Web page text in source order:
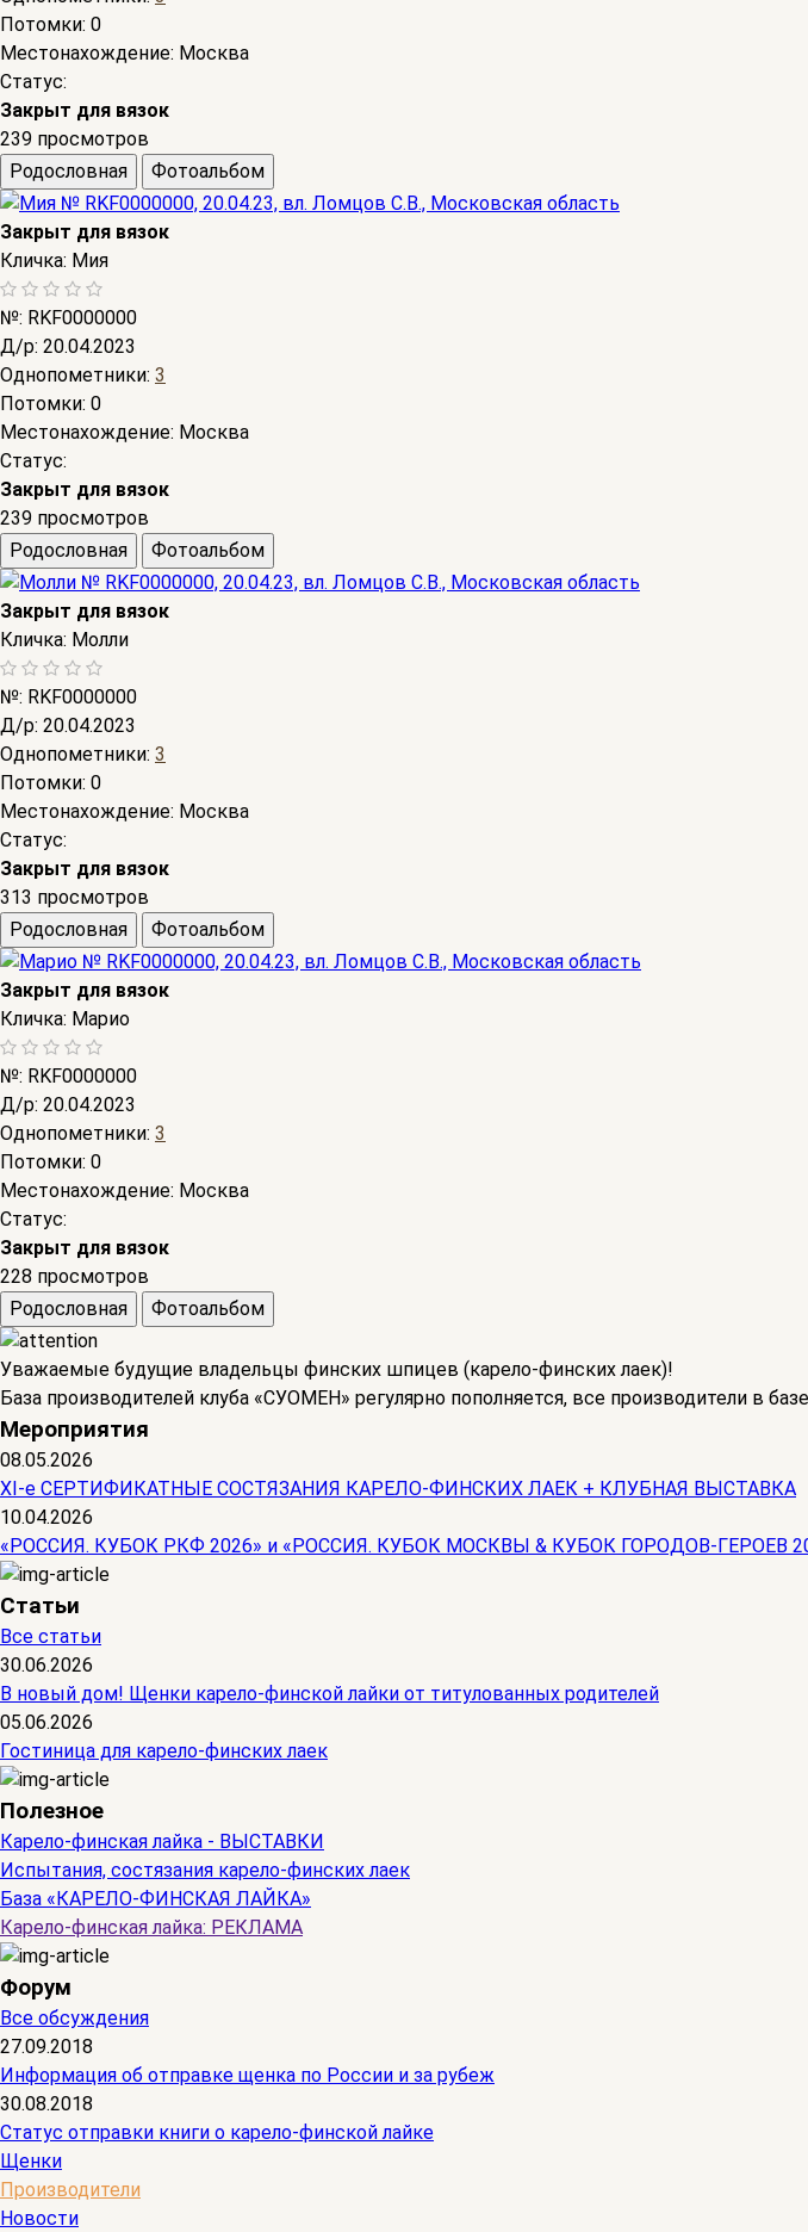
Потомки: 0
Местонахождение: Москва
Статус:
Закрыт для вязок
239 просмотров
Родословная
Фотоальбом
Закрыт для вязок
Кличка: Мия
№: RKF0000000
Д/р: 20.04.2023
Однопометники: 3
Потомки: 0
Местонахождение: Москва
Статус:
Закрыт для вязок
239 просмотров
Родословная
Фотоальбом
Закрыт для вязок
Кличка: Молли
№: RKF0000000
Д/р: 20.04.2023
Однопометники: 3
Потомки: 0
Местонахождение: Москва
Статус:
Закрыт для вязок
313 просмотров
Родословная
Фотоальбом
Закрыт для вязок
Кличка: Марио
№: RKF0000000
Д/р: 20.04.2023
Однопометники: 3
Потомки: 0
Местонахождение: Москва
Статус:
Закрыт для вязок
228 просмотров
Родословная
Фотоальбом
Уважаемые будущие владельцы финских шпицев (карело-финских лаек)!
База производителей клуба «СУОМЕН» регулярно пополняется, все производители в
Мероприятия
08.05.2026
ХI-е СЕРТИФИКАТНЫЕ СОСТЯЗАНИЯ КАРЕЛО-ФИНСКИХ ЛАЕК + КЛУБНАЯ ВЫСТАВКА
10.04.2026
«РОССИЯ. КУБОК РКФ 2026» и «РОССИЯ. КУБОК МОСКВЫ & КУБОК ГОРОДОВ-ГЕРОЕВ
Статьи
Все статьи
30.06.2026
В новый дом! Щенки карело-финской лайки от титулованных родителей
05.06.2026
Гостиница для карело-финских лаек
Полезное
Карело-финская лайка - ВЫСТАВКИ
Испытания, состязания карело-финских лаек
База «КАРЕЛО-ФИНСКАЯ ЛАЙКА»
Карело-финская лайка: РЕКЛАМА
Форум
Все обсуждения
27.09.2018
Информация об отправке щенка по России и за рубеж
30.08.2018
Статус отправки книги о карело-финской лайке
Щенки
Производители
Новости